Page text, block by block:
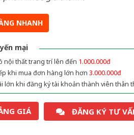
NHANH
mại
nội thất trang trí lên đến 1.000.000đ
khi mua đơn hàng lớn hơn 3.000.000đ
lớn khi đăng ký tài khoản thành viên thân
GIÁ ĐĂNG KÝ TƯ